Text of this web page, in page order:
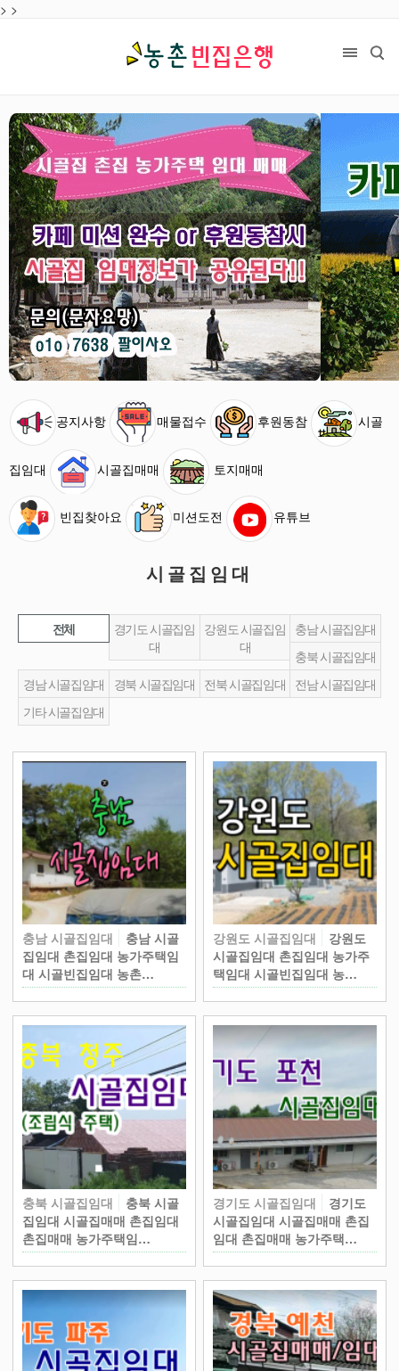
> >
공지사항 매물접수 후원동참 시골
집임대 시골집매매 토지매매
빈집찾아요 미션도전 유튜브
시골집임대
전체
경기도 시골집임
대
강원도 시골집임
대
충남 시골집임대
충북 시골집임대
경남 시골집임대
경북 시골집임대 전북 시골집임대 전남 시골집임대
기타 시골집임대
충남 시골집임대
충남 시골
집임대 촌집임대 농가주택임
대 시골빈집임대 농촌…
강원도 시골집임대
강원도
시골집임대 촌집임대 농가주
택임대 시골빈집임대 농…
충북 시골집임대
충북 시골
집임대 시골집매매 촌집임대
촌집매매 농가주택임…
경기도 시골집임대
경기도
시골집임대 시골집매매 촌집
임대 촌집매매 농가주택…